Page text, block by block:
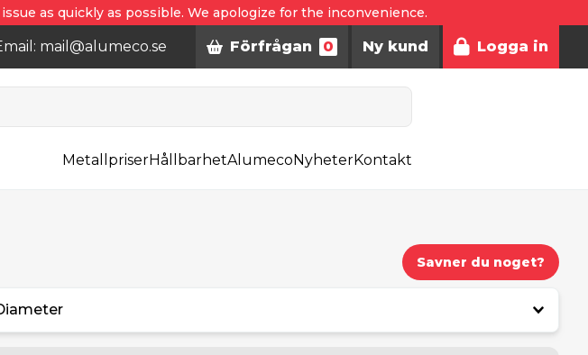
as quickly as possible. We apologize for the inconvenience.
mail@alumeco.se Förfrågan 0 Ny kund Logga in
MetallpriserHållbarhetAlumecoNyheterKontakt
Savner du noget?